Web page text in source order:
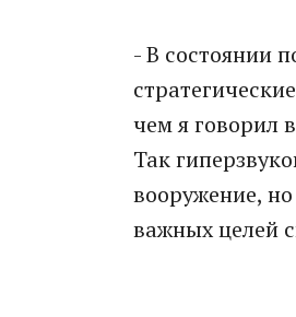
- В состоянии
чем я говорил
Так
вооружение,
важных целей